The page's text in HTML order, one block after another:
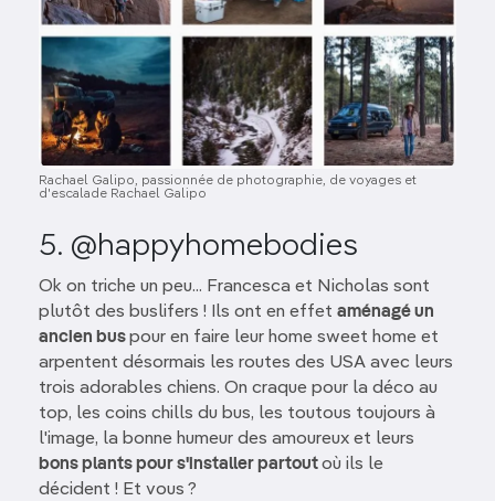
Rachael Galipo, passionnée de photographie, de voyages et
d'escalade Rachael Galipo
5. @happyhomebodies
Ok on triche un peu... Francesca et Nicholas sont
plutôt des buslifers ! Ils ont en effet aménagé un
ancien buspour en faire leur home sweet home et
arpentent désormais les routes des USA avec leurs
trois adorables chiens. On craque pour la déco au
top, les coins chills du bus, les toutous toujours à
l'image, la bonne humeur des amoureux et leurs
bons plants pour s'installer partoutoù ils le
décident ! Et vous ?